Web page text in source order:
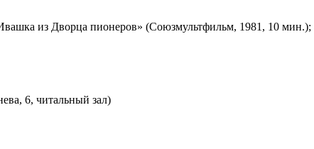
из Дворца пионеров» (Союзмультфильм, 1981, 10
6, читальный зал)